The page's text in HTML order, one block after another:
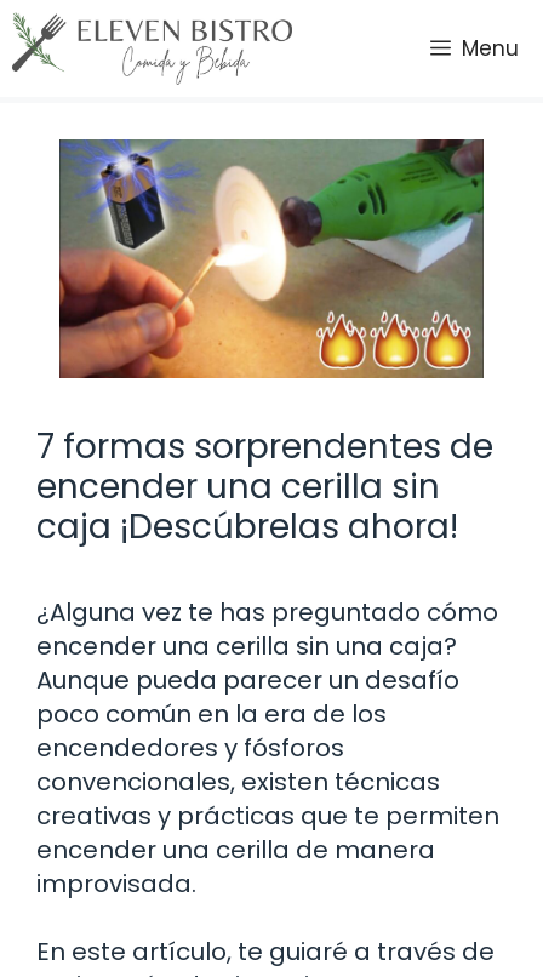
Saltar
al
contenido
Menu
7 formas sorprendentes de
encender una cerilla sin
caja ¡Descúbrelas ahora!
¿Alguna vez te has preguntado cómo
encender una cerilla sin una caja?
Aunque pueda parecer un desafío
poco común en la era de los
encendedores y fósforos
convencionales, existen técnicas
creativas y prácticas que te permiten
encender una cerilla de manera
improvisada.
En este artículo, te guiaré a través de